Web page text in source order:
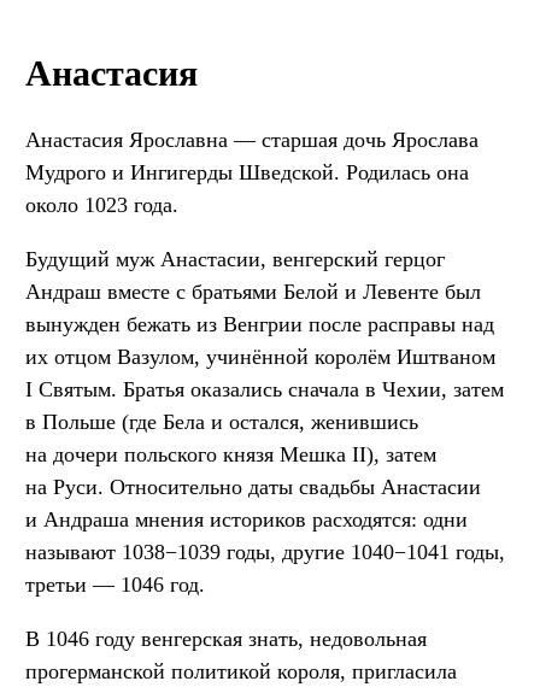
Анастасия
Анастасия Ярославна — старшая дочь Ярослава
Мудрого и Ингигерды Шведской. Родилась она
около 1023 года.
Будущий муж Анастасии, венгерский герцог
Андраш вместе с братьями Белой и Левенте был
вынужден бежать из Венгрии после расправы над
их отцом Вазулом, учинённой королём Иштваном
I Святым. Братья оказались сначала в Чехии, затем
в Польше (где Бела и остался, женившись
на дочери польского князя Мешка II), затем
на Руси. Относительно даты свадьбы Анастасии
и Андраша мнения историков расходятся: одни
называют 1038−1039 годы, другие 1040−1041 годы,
третьи — 1046 год.
В 1046 году венгерская знать, недовольная
прогерманской политикой короля, пригласила